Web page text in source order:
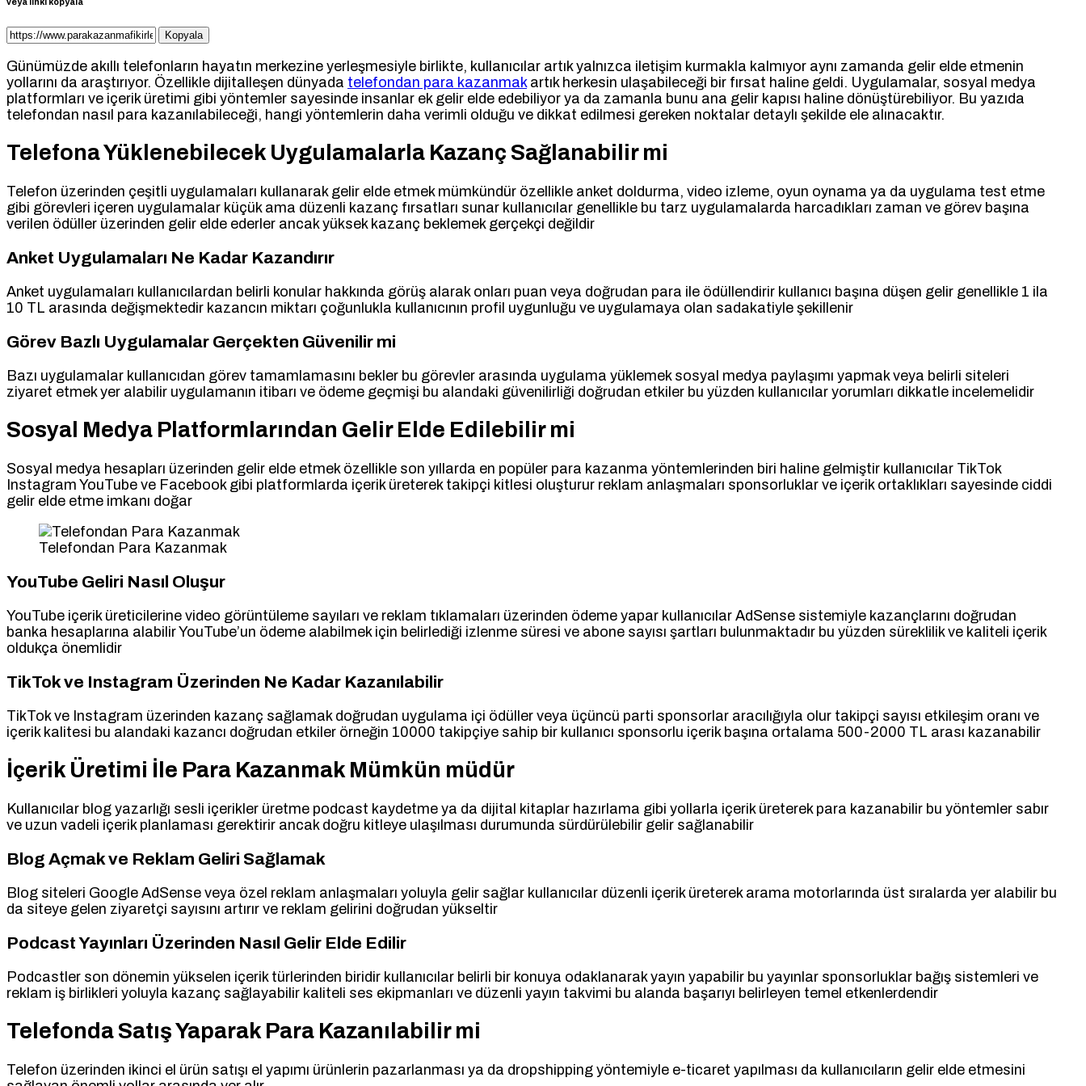
veya linki kopyala
Kopyala
Günümüzde akıllı telefonların hayatın merkezine yerleşmesiyle birlikte, kullanıcılar artık yalnızca iletişim kurmakla kalmıyor aynı zamanda gelir elde etmenin
yollarını da araştırıyor. Özellikle dijitalleşen dünyada telefondan para kazanmakartık herkesin ulaşabileceği bir fırsat haline geldi. Uygulamalar, sosyal medya
platformları ve içerik üretimi gibi yöntemler sayesinde insanlar ek gelir elde edebiliyor ya da zamanla bunu ana gelir kapısı haline dönüştürebiliyor. Bu yazıda
telefondan nasıl para kazanılabileceği, hangi yöntemlerin daha verimli olduğu ve dikkat edilmesi gereken noktalar detaylı şekilde ele alınacaktır.
Telefona Yüklenebilecek Uygulamalarla Kazanç Sağlanabilir mi
Telefon üzerinden çeşitli uygulamaları kullanarak gelir elde etmek mümkündür özellikle anket doldurma, video izleme, oyun oynama ya da uygulama test etme
gibi görevleri içeren uygulamalar küçük ama düzenli kazanç fırsatları sunar kullanıcılar genellikle bu tarz uygulamalarda harcadıkları zaman ve görev başına
verilen ödüller üzerinden gelir elde ederler ancak yüksek kazanç beklemek gerçekçi değildir
Anket Uygulamaları Ne Kadar Kazandırır
Anket uygulamaları kullanıcılardan belirli konular hakkında görüş alarak onları puan veya doğrudan para ile ödüllendirir kullanıcı başına düşen gelir genellikle 1 ila
10 TL arasında değişmektedir kazancın miktarı çoğunlukla kullanıcının profil uygunluğu ve uygulamaya olan sadakatiyle şekillenir
Görev Bazlı Uygulamalar Gerçekten Güvenilir mi
Bazı uygulamalar kullanıcıdan görev tamamlamasını bekler bu görevler arasında uygulama yüklemek sosyal medya paylaşımı yapmak veya belirli siteleri
ziyaret etmek yer alabilir uygulamanın itibarı ve ödeme geçmişi bu alandaki güvenilirliği doğrudan etkiler bu yüzden kullanıcılar yorumları dikkatle incelemelidir
Sosyal Medya Platformlarından Gelir Elde Edilebilir mi
Sosyal medya hesapları üzerinden gelir elde etmek özellikle son yıllarda en popüler para kazanma yöntemlerinden biri haline gelmiştir kullanıcılar TikTok
Instagram YouTube ve Facebook gibi platformlarda içerik üreterek takipçi kitlesi oluşturur reklam anlaşmaları sponsorluklar ve içerik ortaklıkları sayesinde ciddi
gelir elde etme imkanı doğar
Telefondan Para Kazanmak
YouTube Geliri Nasıl Oluşur
YouTube içerik üreticilerine video görüntüleme sayıları ve reklam tıklamaları üzerinden ödeme yapar kullanıcılar AdSense sistemiyle kazançlarını doğrudan
banka hesaplarına alabilir YouTube’un ödeme alabilmek için belirlediği izlenme süresi ve abone sayısı şartları bulunmaktadır bu yüzden süreklilik ve kaliteli içerik
oldukça önemlidir
TikTok ve Instagram Üzerinden Ne Kadar Kazanılabilir
TikTok ve Instagram üzerinden kazanç sağlamak doğrudan uygulama içi ödüller veya üçüncü parti sponsorlar aracılığıyla olur takipçi sayısı etkileşim oranı ve
içerik kalitesi bu alandaki kazancı doğrudan etkiler örneğin 10000 takipçiye sahip bir kullanıcı sponsorlu içerik başına ortalama 500-2000 TL arası kazanabilir
İçerik Üretimi İle Para Kazanmak Mümkün müdür
Kullanıcılar blog yazarlığı sesli içerikler üretme podcast kaydetme ya da dijital kitaplar hazırlama gibi yollarla içerik üreterek para kazanabilir bu yöntemler sabır
ve uzun vadeli içerik planlaması gerektirir ancak doğru kitleye ulaşılması durumunda sürdürülebilir gelir sağlanabilir
Blog Açmak ve Reklam Geliri Sağlamak
Blog siteleri Google AdSense veya özel reklam anlaşmaları yoluyla gelir sağlar kullanıcılar düzenli içerik üreterek arama motorlarında üst sıralarda yer alabilir bu
da siteye gelen ziyaretçi sayısını artırır ve reklam gelirini doğrudan yükseltir
Podcast Yayınları Üzerinden Nasıl Gelir Elde Edilir
Podcastler son dönemin yükselen içerik türlerinden biridir kullanıcılar belirli bir konuya odaklanarak yayın yapabilir bu yayınlar sponsorluklar bağış sistemleri ve
reklam iş birlikleri yoluyla kazanç sağlayabilir kaliteli ses ekipmanları ve düzenli yayın takvimi bu alanda başarıyı belirleyen temel etkenlerdendir
Telefonda Satış Yaparak Para Kazanılabilir mi
Telefon üzerinden ikinci el ürün satışı el yapımı ürünlerin pazarlanması ya da dropshipping yöntemiyle e-ticaret yapılması da kullanıcıların gelir elde etmesini